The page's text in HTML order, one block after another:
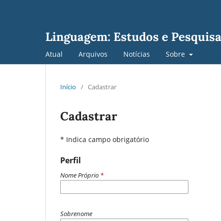
Linguagem: Estudos e
Atual Arquivos Notícias Sobre
Início / Cadastrar
Cadastrar
* Indica campo obrigatório
Perfil
Nome Próprio *
Sobrenome